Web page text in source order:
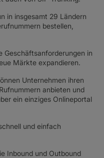
in insgesamt 29 Ländern
bestellen,
Geschäftsanforderungen in
Märkte expandieren.
Unternehmen ihren
anbieten und
ein einziges Onlineportal
und einfach
Inbound und Outbound